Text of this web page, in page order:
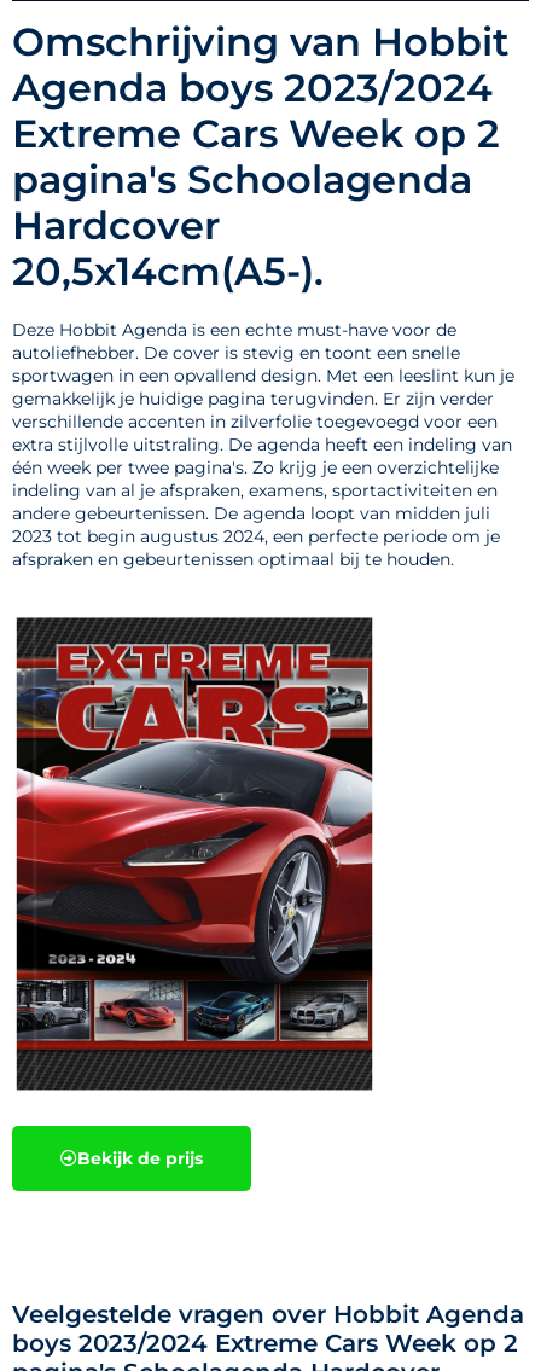
Omschrijving van Hobbit
Agenda boys 2023/2024
Extreme Cars Week op 2
pagina's Schoolagenda
Hardcover
20,5x14cm(A5-).
Deze Hobbit Agenda is een echte must-have voor de
autoliefhebber. De cover is stevig en toont een snelle
sportwagen in een opvallend design. Met een leeslint kun je
gemakkelijk je huidige pagina terugvinden. Er zijn verder
verschillende accenten in zilverfolie toegevoegd voor een
extra stijlvolle uitstraling. De agenda heeft een indeling van
één week per twee pagina's. Zo krijg je een overzichtelijke
indeling van al je afspraken, examens, sportactiviteiten en
andere gebeurtenissen. De agenda loopt van midden juli
2023 tot begin augustus 2024, een perfecte periode om je
afspraken en gebeurtenissen optimaal bij te houden.
Bekijk de prijs
Veelgestelde vragen over Hobbit Agenda
boys 2023/2024 Extreme Cars Week op 2